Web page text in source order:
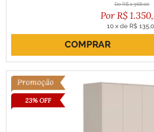
R$ 1.368,00
R$
10 x de R$
ou R$ 1.215,22 no
COMPRAR
23% OFF